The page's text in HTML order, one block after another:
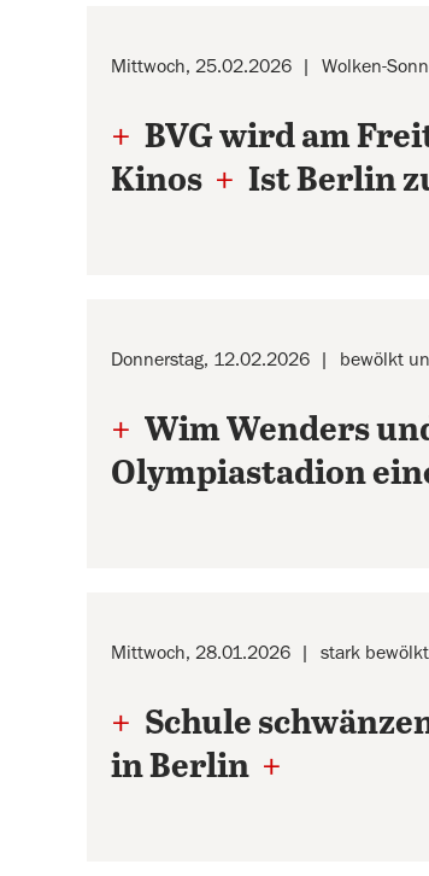
Mittwoch, 25.02.2026 Wolken-
+ BVG wird am
Kinos + Ist Berlin
Donnerstag, 12.02.2026 bewölkt
+ Wim Wenders
Olympiastadion
Mittwoch, 28.01.2026 stark
+ Schule
in Berlin +